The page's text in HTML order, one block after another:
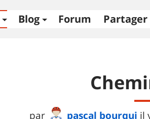
Blog Forum Partager
par pascal bourqui il